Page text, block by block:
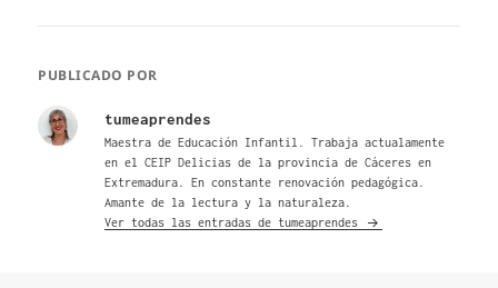
PUBLICADO POR
tumeaprendes
Maestra de Educación Infantil. Trabaja actualamente
en el CEIP Delicias de la provincia de Cáceres en
Extremadura. En constante renovación pedagógica.
Amante de la lectura y la naturaleza.
Ver todas las entradas de tumeaprendes